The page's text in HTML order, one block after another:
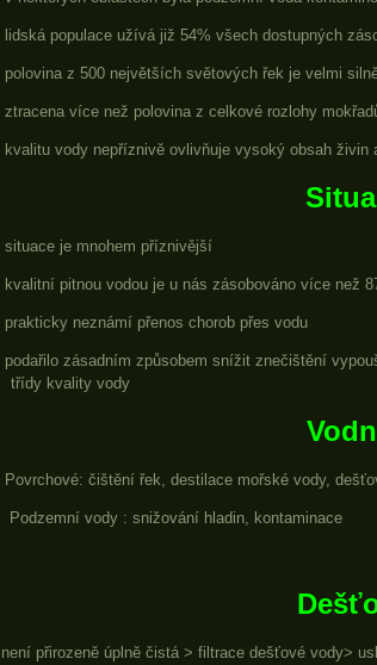
lidská populace užívá již 54% všech dostupných
polovina z 500 největších světových řek je velmi
ztracena více než polovina z celkové rozlohy
kvalitu vody nepříznivě ovlivňuje vysoký obsah živin
situace je mnohem příznivější
kvalitní pitnou vodou je u nás zásobováno více než
prakticky neznámí přenos chorob přes vodu
podařilo zásadním způsobem snížit znečištění
třídy kvality vody
Povrchové: čištění řek, destilace mořské vody,
Podzemní vody : snižování hladin, kontaminace
není přirozeně úplně čistá > filtrace dešťové vody>